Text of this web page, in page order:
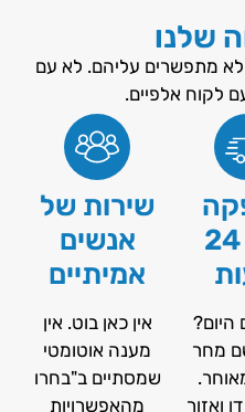
שלנו
לא מתפשרים עליהם. לא עם
לקוח אלפיים.
תוך 24
היום?
מחר
ואזור
שירות של
אנשים
אמיתיים
אין כאן בוט. אין
מענה אוטומטי
שמסתיים ב"בחרו
מהאפשרויות